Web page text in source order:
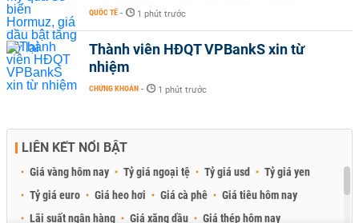
QUỐC TẾ - 1 phút trước
Thành viên HĐQT VPBankS xin từ
nhiệm
CHỨNG KHOÁN - 1 phút trước
LIÊN KẾT NỔI BẬT
Giá vàng hôm nay Tỷ giá ngoại tệ Tỷ giá usd
Tỷ giá yen
Tỷ giá euro
Giá heo hơi Giá cà phê
Giá tiêu hôm nay
Lãi suất ngân hàng
Giá xăng dầu Giá thép hôm nay